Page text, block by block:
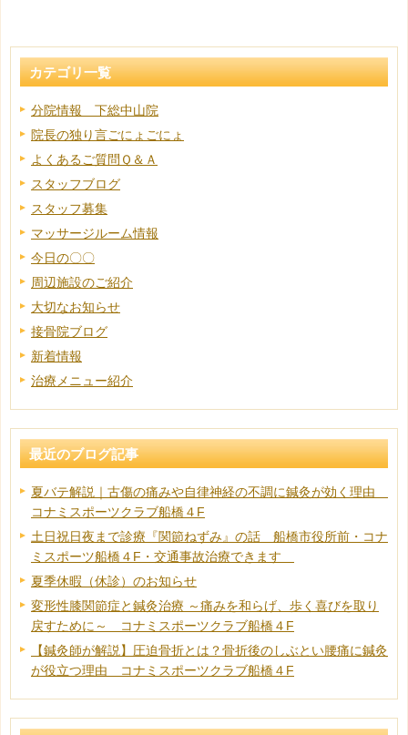
カテゴリ一覧
分院情報 下総中山院
院長の独り言ごにょごにょ
よくあるご質問Ｑ＆Ａ
スタッフブログ
スタッフ募集
マッサージルーム情報
今日の〇〇
周辺施設のご紹介
大切なお知らせ
接骨院ブログ
新着情報
治療メニュー紹介
最近のブログ記事
夏バテ解説｜古傷の痛みや自律神経の不調に鍼灸が効く理由
コナミスポーツクラブ船橋４F
土日祝日夜まで診療『関節ねずみ』の話 船橋市役所前・コナ
ミスポーツ船橋４F・交通事故治療できます
夏季休暇（休診）のお知らせ
変形性膝関節症と鍼灸治療 ～痛みを和らげ、歩く喜びを取り
戻すために～ コナミスポーツクラブ船橋４F
【鍼灸師が解説】圧迫骨折とは？骨折後のしぶとい腰痛に鍼灸
が役立つ理由 コナミスポーツクラブ船橋４F